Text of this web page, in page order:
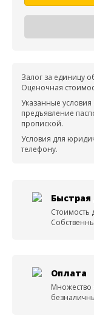
Залог за единицу
Оценочная
Указанные
предъявление
пропиской.
Условия для
телефону.
Быстрая
Стоимость
Оплата
Множество